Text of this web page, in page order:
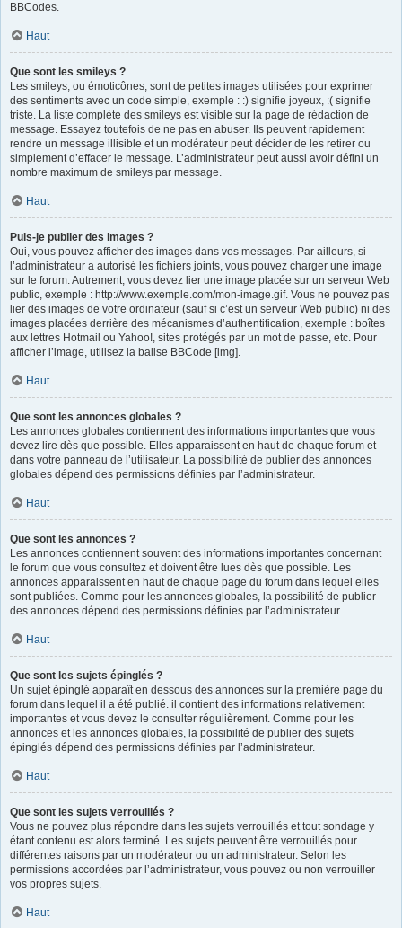
BBCodes.
Haut
Que sont les smileys ?
Les smileys, ou émoticônes, sont de petites images utilisées pour exprimer
des sentiments avec un code simple, exemple : :) signifie joyeux, :( signifie
triste. La liste complète des smileys est visible sur la page de rédaction de
message. Essayez toutefois de ne pas en abuser. Ils peuvent rapidement
rendre un message illisible et un modérateur peut décider de les retirer ou
simplement d’effacer le message. L’administrateur peut aussi avoir défini un
nombre maximum de smileys par message.
Haut
Puis-je publier des images ?
Oui, vous pouvez afficher des images dans vos messages. Par ailleurs, si
l’administrateur a autorisé les fichiers joints, vous pouvez charger une image
sur le forum. Autrement, vous devez lier une image placée sur un serveur Web
public, exemple : http://www.exemple.com/mon-image.gif. Vous ne pouvez pas
lier des images de votre ordinateur (sauf si c’est un serveur Web public) ni des
images placées derrière des mécanismes d’authentification, exemple : boîtes
aux lettres Hotmail ou Yahoo!, sites protégés par un mot de passe, etc. Pour
afficher l’image, utilisez la balise BBCode [img].
Haut
Que sont les annonces globales ?
Les annonces globales contiennent des informations importantes que vous
devez lire dès que possible. Elles apparaissent en haut de chaque forum et
dans votre panneau de l’utilisateur. La possibilité de publier des annonces
globales dépend des permissions définies par l’administrateur.
Haut
Que sont les annonces ?
Les annonces contiennent souvent des informations importantes concernant
le forum que vous consultez et doivent être lues dès que possible. Les
annonces apparaissent en haut de chaque page du forum dans lequel elles
sont publiées. Comme pour les annonces globales, la possibilité de publier
des annonces dépend des permissions définies par l’administrateur.
Haut
Que sont les sujets épinglés ?
Un sujet épinglé apparaît en dessous des annonces sur la première page du
forum dans lequel il a été publié. il contient des informations relativement
importantes et vous devez le consulter régulièrement. Comme pour les
annonces et les annonces globales, la possibilité de publier des sujets
épinglés dépend des permissions définies par l’administrateur.
Haut
Que sont les sujets verrouillés ?
Vous ne pouvez plus répondre dans les sujets verrouillés et tout sondage y
étant contenu est alors terminé. Les sujets peuvent être verrouillés pour
différentes raisons par un modérateur ou un administrateur. Selon les
permissions accordées par l’administrateur, vous pouvez ou non verrouiller
vos propres sujets.
Haut